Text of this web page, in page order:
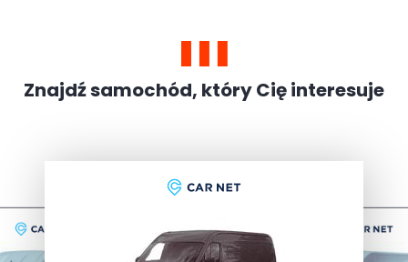
Znajdź samochód, który Cię interesuje